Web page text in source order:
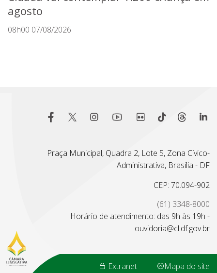
agosto
08h00 07/08/2026
Praça Municipal, Quadra 2, Lote 5, Zona Cívico-
Administrativa, Brasília - DF
CEP: 70.094-902
(61) 3348-8000
Horário de atendimento: das 9h às 19h -
ouvidoria@cl.df.gov.br
Extranet Mapa do site